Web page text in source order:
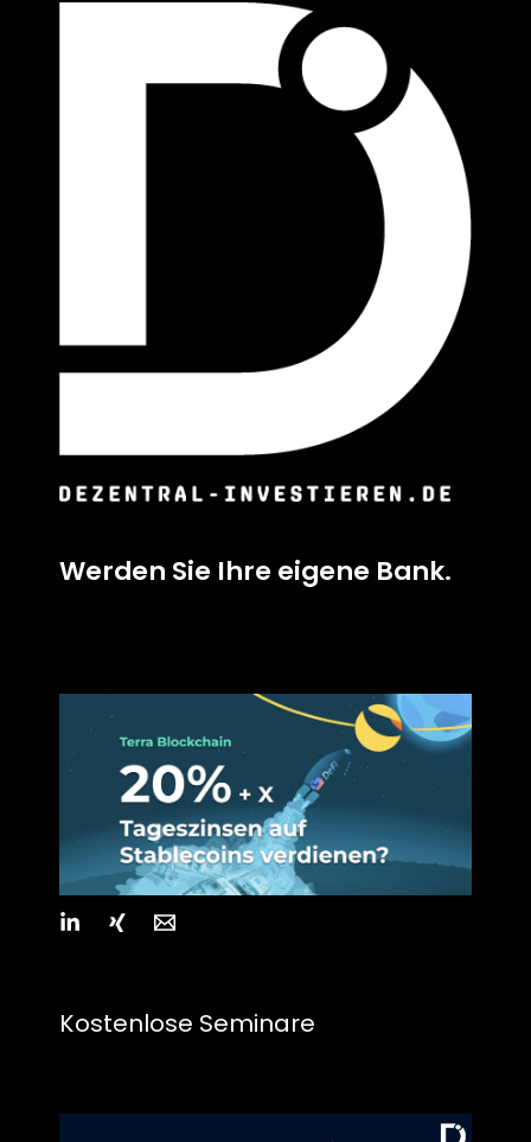
Werden Sie Ihre eigene Bank.
Kostenlose Seminare